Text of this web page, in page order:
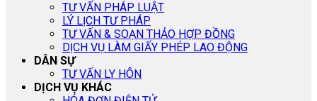
TƯ VẤN PHÁP LUẬT
LÝ LỊCH TƯ PHÁP
TƯ VẤN & SOẠN THẢO HỢP ĐỒNG
DỊCH VỤ LÀM GIẤY PHÉP LAO ĐỘNG
DÂN SỰ
TƯ VẤN LY HÔN
DỊCH VỤ KHÁC